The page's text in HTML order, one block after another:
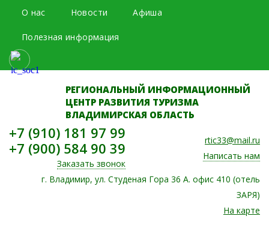
О нас Новости Афиша
Полезная информация
РЕГИОНАЛЬНЫЙ ИНФОРМАЦИОННЫЙ
ЦЕНТР РАЗВИТИЯ ТУРИЗМА
ВЛАДИМИРСКАЯ ОБЛАСТЬ
+7 (910) 181 97 99
+7 (900) 584 90 39
Заказать звонок
rtic33@mail.ru
Написать нам
г. Владимир, ул. Студеная Гора 36 А. офис 410 (отель
ЗАРЯ)
На карте